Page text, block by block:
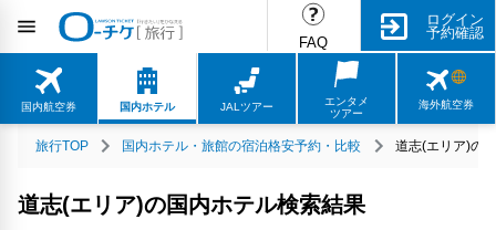
FAQ
ログイン
予約確認
国内航空券 国内ホテル JALツアー
エンタメ
ツアー
海外航空券
旅行TOP 国内ホテル・旅館の宿泊格安予約・比較 道志(エリア)の
道志(エリア)の国内ホテル検索結果